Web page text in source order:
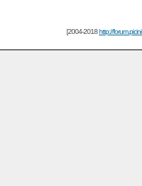
[2004-2018http://